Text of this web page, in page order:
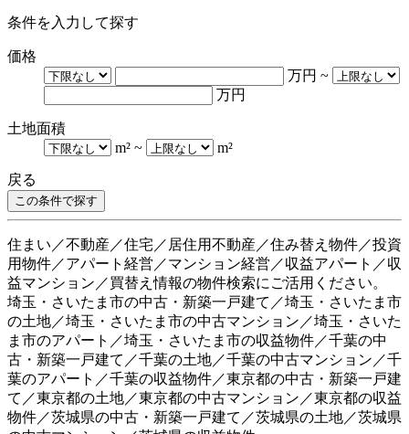
条件を入力して探す
価格
万円 ~
万円
土地面積
m² ~ m²
戻る
住まい／不動産／住宅／居住用不動産／住み替え物件／投資
用物件／アパート経営／マンション経営／収益アパート／収
益マンション／買替え情報の物件検索にご活用ください。
埼玉・さいたま市の中古・新築一戸建て／埼玉・さいたま市
の土地／埼玉・さいたま市の中古マンション／埼玉・さいた
ま市のアパート／埼玉・さいたま市の収益物件／千葉の中
古・新築一戸建て／千葉の土地／千葉の中古マンション／千
葉のアパート／千葉の収益物件／東京都の中古・新築一戸建
て／東京都の土地／東京都の中古マンション／東京都の収益
物件／茨城県の中古・新築一戸建て／茨城県の土地／茨城県